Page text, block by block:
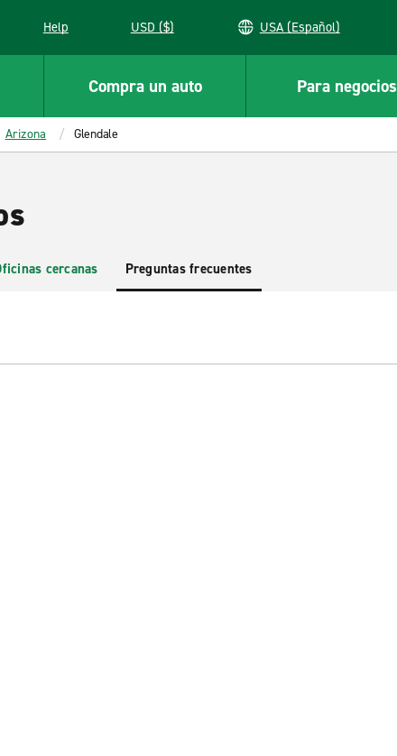
Help USD ($) USA (Español)
Compra un auto Para negocios
Arizona Glendale
cercanas Preguntas frecuentes